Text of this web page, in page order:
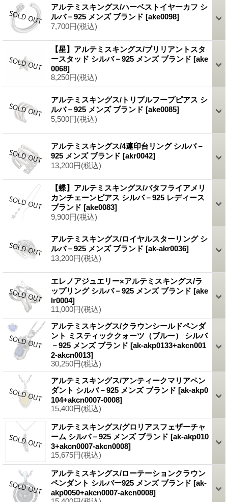
アルテミスキングス/ハーベストイヤーカフ シ
ルバ－925 メンズ ブランド [ake0098]
7,700円(税込)
【星】アルテミスキングス/ブリリアントスタ
ースタッド シルバ－925 メンズ ブランド [ake
0068]
8,250円(税込)
アルテミスキングス/トリプルフープピアス シ
ルバ－925 メンズ ブランド [ake0085]
5,500円(税込)
アルテミスキングス/4連印台リング シルバ－
925 メンズ ブランド [akr0042]
13,200円(税込)
【蝶】アルテミスキングス/バタフライアメリ
カンチェーンピアス シルバ－925 レディース
ブランド [ake0083]
9,900円(税込)
アルテミスキングス/ロイヤルスターリング シ
ルバ－925 メンズ ブランド [ak-akr0036]
13,200円(税込)
エレノアジュエリー×アルテミスキングス/ラ
ップリング シルバ－925 メンズ ブランド [ake
lr0004]
11,000円(税込)
アルテミスキングス/クラウンシールドペンダ
ント ミスティッククォーツ（ブルー） シルバ
－925 メンズ ブランド [ak-akp0133+akcn001
2-akcn0013]
30,250円(税込)
アルテミスキングス/アンティークマリアペン
ダント シルバ－925 メンズ ブランド [ak-akp0
104+akcn0007-0008]
15,400円(税込)
アルテミスキングス/グロリアスフェザーチャ
ーム シルバ－925 メンズ ブランド [ak-akp010
3+akcn0007-akcn0008]
15,675円(税込)
アルテミスキングス/ローテーションクラウン
ペンダント シルバー925 メンズ ブランド [ak-
akp0050+akcn0007-akcn0008]